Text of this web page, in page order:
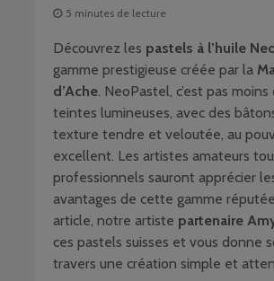
5 minutes de lecture
Découvrez les pastels à l’huile
gamme prestigieuse créée par la
d’Ache. NeoPastel, c’est pas moins
teintes lumineuses, avec des
texture tendre et veloutée, au
excellent. Les artistes amateurs
professionnels sauront apprécier
avantages de cette gamme
article, notre artiste partenaire
ces pastels suisses et vous donne
travers une création simple et